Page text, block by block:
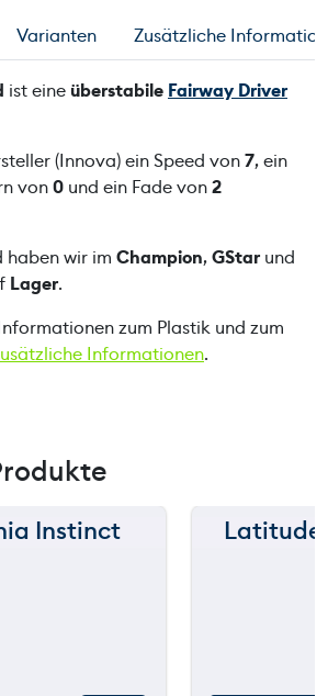
Varianten Zusätzliche
ist eine überstabile Fairway Driver
(Innova) ein Speed von7, ein
von0 und ein Fade von2
haben wir im Champion,GStar und
Lager.
zum Plastik und zum
Informationen.
Instinct 150 m
Latitude